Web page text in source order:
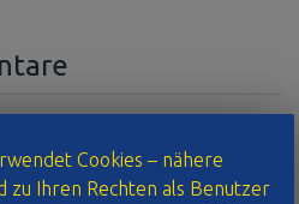
Open Road !
visit with your car
Cookies – nähere
zu Ihren Rechten als Benutzer